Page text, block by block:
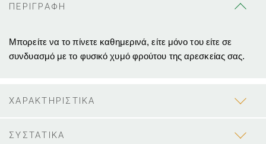
ΠΕΡΙΓΡΑΦΗ
Μπορείτε να το πίνετε καθημερινά, είτε μόνο του είτε σε
συνδυασμό με το φυσικό χυμό φρούτου της αρεσκείας σας.
ΧΑΡΑΚΤΗΡΙΣΤΙΚΑ
ΣΥΣΤΑΤΙΚΑ